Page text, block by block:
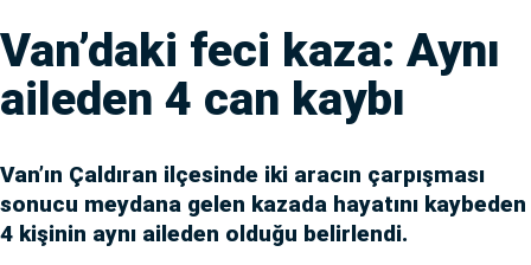
Van’daki feci kaza: Aynı
aileden 4 can kaybı
Van’ın Çaldıran ilçesinde iki aracın çarpışması
sonucu meydana gelen kazada hayatını kaybeden
4 kişinin aynı aileden olduğu belirlendi.